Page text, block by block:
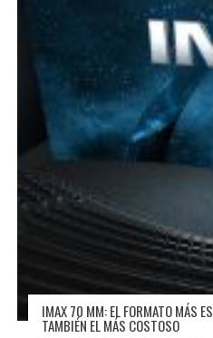
IMAX 70 MM: EL FORMATO MÁS
TAMBIÉN EL MÁS COSTOSO